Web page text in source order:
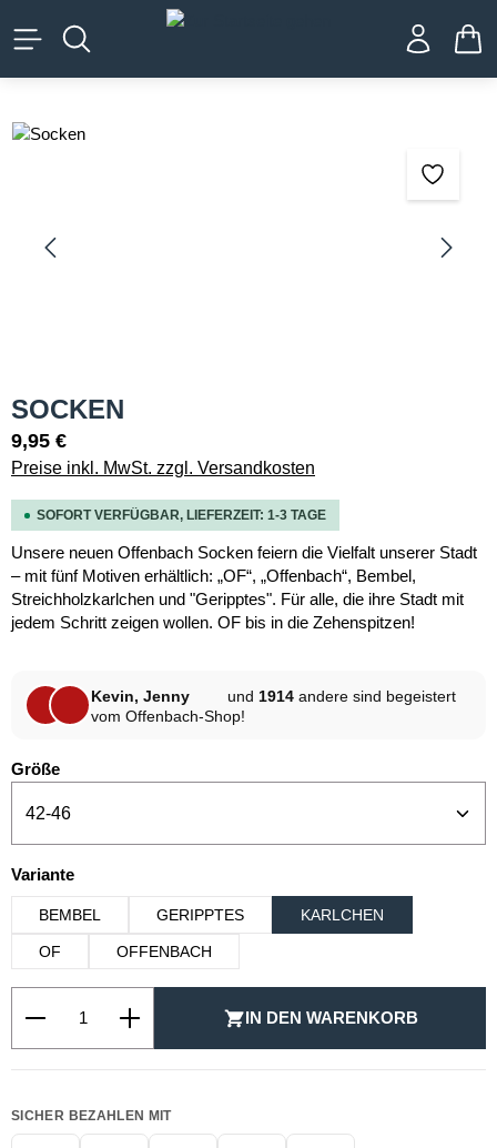
springen
Bildergalerie überspringen
SOCKEN
9,95 €
Preise inkl. MwSt. zzgl. Versandkosten
SOFORT VERFÜGBAR, LIEFERZEIT: 1-3 TAGE
Unsere neuen Offenbach Socken feiern die Vielfalt unserer Stadt
– mit fünf Motiven erhältlich: „OF“, „Offenbach“, Bembel,
Streichholzkarlchen und "Geripptes". Für alle, die ihre Stadt mit
jedem Schritt zeigen wollen. OF bis in die Zehenspitzen!
Kevin, Jenny und 1914 andere sind begeistert
vom Offenbach-Shop!
Größeauswählen
Varianteauswählen
BEMBEL GERIPPTES KARLCHEN
OF OFFENBACH
IN DEN WARENKORB
SICHER BEZAHLEN MIT